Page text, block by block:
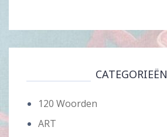
CATEGORIEËN
120 Woorden
ART